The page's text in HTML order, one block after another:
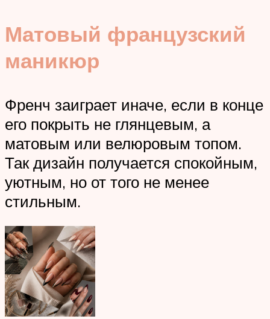
Матовый французский
маникюр
Френч заиграет иначе, если в конце
его покрыть не глянцевым, а
матовым или велюровым топом.
Так дизайн получается спокойным,
уютным, но от того не менее
стильным.